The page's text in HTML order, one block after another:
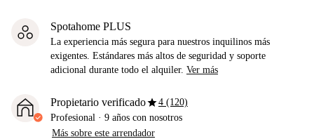
Spotahome PLUS
La experiencia más segura para nuestros inquilinos más
exigentes. Estándares más altos de seguridad y soporte
adicional durante todo el alquiler. Ver más
Propietario verificadostar4 (120)
Profesional · 9 años con nosotros
Más sobre este arrendador